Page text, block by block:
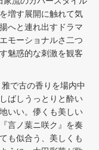
増す展開に触れて気
へと連れ出すドラマ
モーショナルさ二つ
魅惑的な刺激を観客
で古の香りを場内中
ばしうっとりと酔い
いい。儚くも美しい
言ノ葉ニ咲ク』を奏
も似合う、美しくも